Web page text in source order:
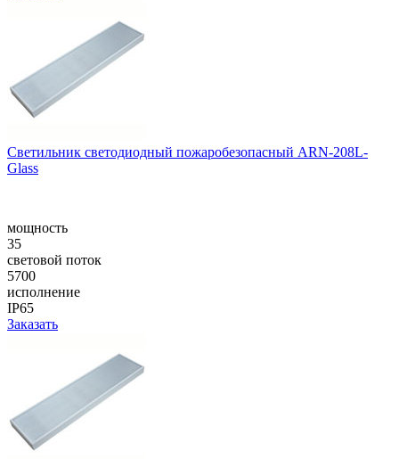
Cветильник светодиодный пожаробезопасный ARN-208L-
Glass
мощность
35
световой поток
5700
исполнение
IP65
Заказать